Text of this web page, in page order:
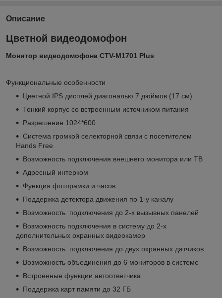
Описание
Цветной видеодомофон
Монитор видеодомофона CTV-M1701 Plus
Функциональные особенности
Цветной IPS дисплей диагональю 7 дюймов (17 см)
Тонкий корпус со встроенным источником питания
Разрешение 1024*600
Система громкой селекторной связи с посетителем
Hands Free
Возможность подключения внешнего монитора или ТВ
Адресный интерком
Функция фоторамки и часов
Поддержка детектора движения по 1-у каналу
Возможность подключения до 2-х вызывных панелей
Возможность подключения в систему до 2-х
дополнительных охранных видеокамер
Возможность подключения до двух охранных датчиков
Возможность объединения до 6 мониторов в системе
Встроенные функции автоответчика
Поддержка карт памяти до 32 ГБ